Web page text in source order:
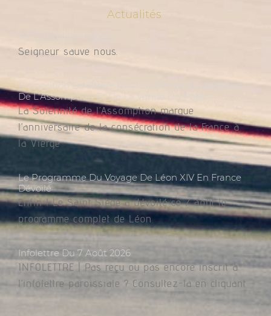
Actualités
Seigneur sauve nous.
Proposition De Prière Pour La France À L’occasion
De L’Assomption Et De La Venue Du Pape
La Solennité de l’Assomption marque
l’anniversaire de la consécration de la France à
la Vierge
Le Programme Du Voyage De Léon XIV En France
Dévoilé
Enfin ! Le Saint Siège a dévoilé ce 7 août le
programme complet de Léon
Infolettre Du 7 Août 2026
INFOLETTRE | Pas reçu ou pas encore inscrit à
l’infolettre paroissiale ? Consultez-la en cliquant